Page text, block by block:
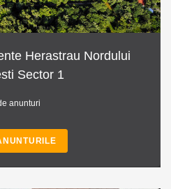
Herastrau Nordului
Sector 1
anunturi